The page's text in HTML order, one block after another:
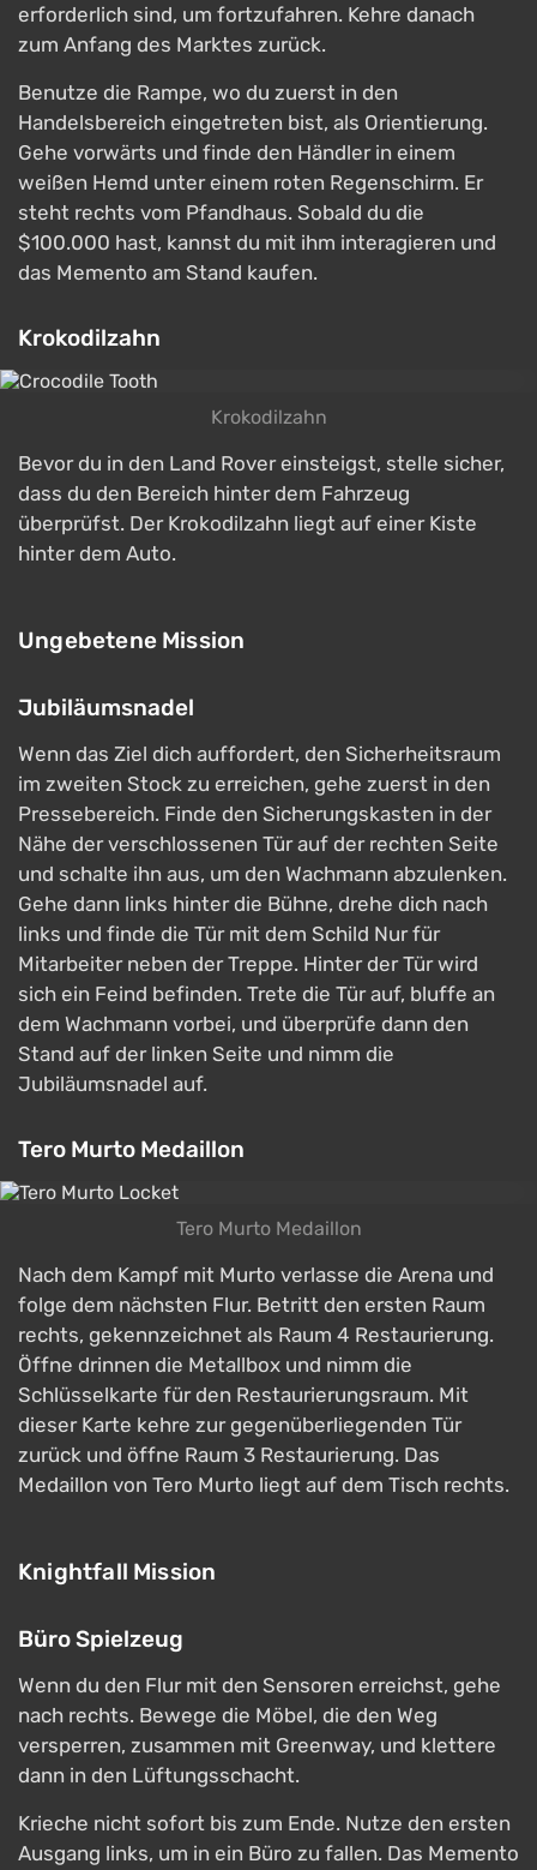
erforderlich sind, um fortzufahren. Kehre danach
zum Anfang des Marktes zurück.
Benutze die Rampe, wo du zuerst in den
Handelsbereich eingetreten bist, als Orientierung.
Gehe vorwärts und finde den Händler in einem
weißen Hemd unter einem roten Regenschirm. Er
steht rechts vom Pfandhaus. Sobald du die
$100.000 hast, kannst du mit ihm interagieren und
das Memento am Stand kaufen.
Krokodilzahn
Krokodilzahn
Bevor du in den Land Rover einsteigst, stelle sicher,
dass du den Bereich hinter dem Fahrzeug
überprüfst. Der Krokodilzahn liegt auf einer Kiste
hinter dem Auto.
Ungebetene Mission
Jubiläumsnadel
Wenn das Ziel dich auffordert, den Sicherheitsraum
im zweiten Stock zu erreichen, gehe zuerst in den
Pressebereich. Finde den Sicherungskasten in der
Nähe der verschlossenen Tür auf der rechten Seite
und schalte ihn aus, um den Wachmann abzulenken.
Gehe dann links hinter die Bühne, drehe dich nach
links und finde die Tür mit dem Schild Nur für
Mitarbeiter neben der Treppe. Hinter der Tür wird
sich ein Feind befinden. Trete die Tür auf, bluffe an
dem Wachmann vorbei, und überprüfe dann den
Stand auf der linken Seite und nimm die
Jubiläumsnadel auf.
Tero Murto Medaillon
Tero Murto Medaillon
Nach dem Kampf mit Murto verlasse die Arena und
folge dem nächsten Flur. Betritt den ersten Raum
rechts, gekennzeichnet als Raum 4 Restaurierung.
Öffne drinnen die Metallbox und nimm die
Schlüsselkarte für den Restaurierungsraum. Mit
dieser Karte kehre zur gegenüberliegenden Tür
zurück und öffne Raum 3 Restaurierung. Das
Medaillon von Tero Murto liegt auf dem Tisch rechts.
Knightfall Mission
Büro Spielzeug
Wenn du den Flur mit den Sensoren erreichst, gehe
nach rechts. Bewege die Möbel, die den Weg
versperren, zusammen mit Greenway, und klettere
dann in den Lüftungsschacht.
Krieche nicht sofort bis zum Ende. Nutze den ersten
Ausgang links, um in ein Büro zu fallen. Das Memento